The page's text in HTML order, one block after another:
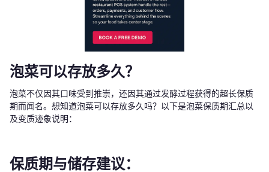
泡菜可以存放多久？
泡菜不仅因其口味受到推崇，还因其通过发酵过程获得的超长保质
期而闻名。想知道泡菜可以存放多久吗？以下是泡菜保质期汇总以
及变质迹象说明：
保质期与储存建议：